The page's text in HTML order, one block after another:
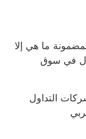
ما هي إلا
في سوق
التداول